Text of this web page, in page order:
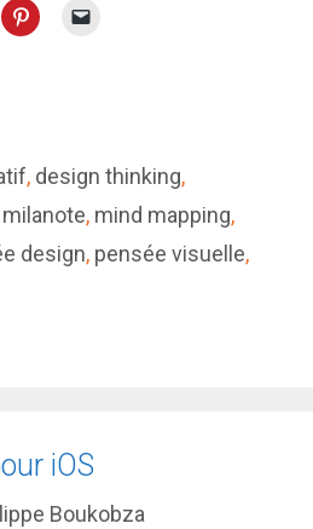
, design thinking,
milanote, mind mapping,
design, pensée visuelle,
iOS
Boukobza